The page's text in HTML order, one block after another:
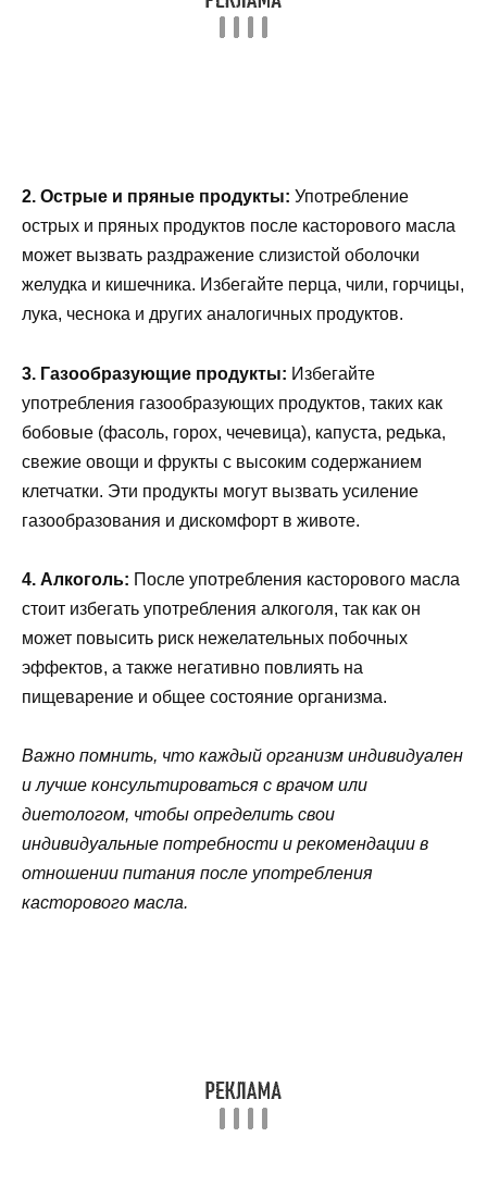
2. Острые и пряные продукты: Употребление
острых и пряных продуктов после касторового масла
может вызвать раздражение слизистой оболочки
желудка и кишечника. Избегайте перца, чили, горчицы,
лука, чеснока и других аналогичных продуктов.
3. Газообразующие продукты: Избегайте
употребления газообразующих продуктов, таких как
бобовые (фасоль, горох, чечевица), капуста, редька,
свежие овощи и фрукты с высоким содержанием
клетчатки. Эти продукты могут вызвать усиление
газообразования и дискомфорт в животе.
4. Алкоголь: После употребления касторового масла
стоит избегать употребления алкоголя, так как он
может повысить риск нежелательных побочных
эффектов, а также негативно повлиять на
пищеварение и общее состояние организма.
Важно помнить, что каждый организм индивидуален
и лучше консультироваться с врачом или
диетологом, чтобы определить свои
индивидуальные потребности и рекомендации в
отношении питания после употребления
касторового масла.